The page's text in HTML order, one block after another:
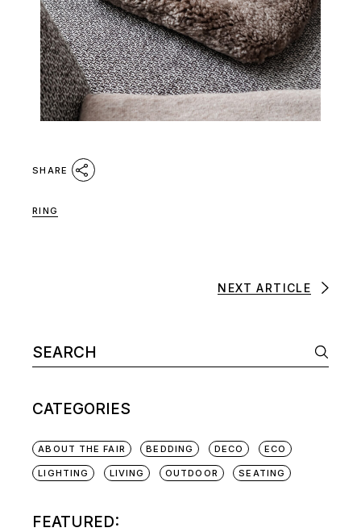
SHARE
RING
NEXT ARTICLE
CATEGORIES
ABOUT THE FAIR BEDDING DECO ECO
LIGHTING LIVING OUTDOOR SEATING
FEATURED: